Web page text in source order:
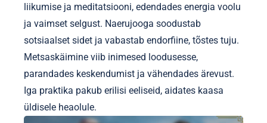
liikumise ja meditatsiooni, edendades energia voolu
ja vaimset selgust. Naerujooga soodustab
sotsiaalset sidet ja vabastab endorfiine, tõstes tuju.
Metsaskäimine viib inimesed loodusesse,
parandades keskendumist ja vähendades ärevust.
Iga praktika pakub erilisi eeliseid, aidates kaasa
üldisele heaolule.